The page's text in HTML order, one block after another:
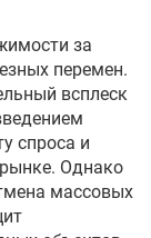
за
перемен.
всплеск
спроса и
Однако
массовых